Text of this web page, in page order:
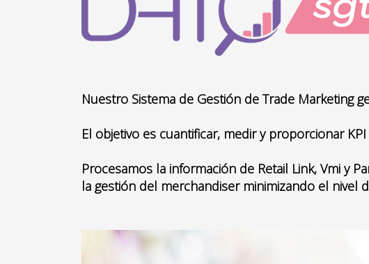
Nuestro Sistema de Gestión de Trade Marketing
El objetivo es cuantificar, medir y proporcionar
Procesamos la información de Retail Link, Vmi y
la gestión del merchandiser minimizando el nivel